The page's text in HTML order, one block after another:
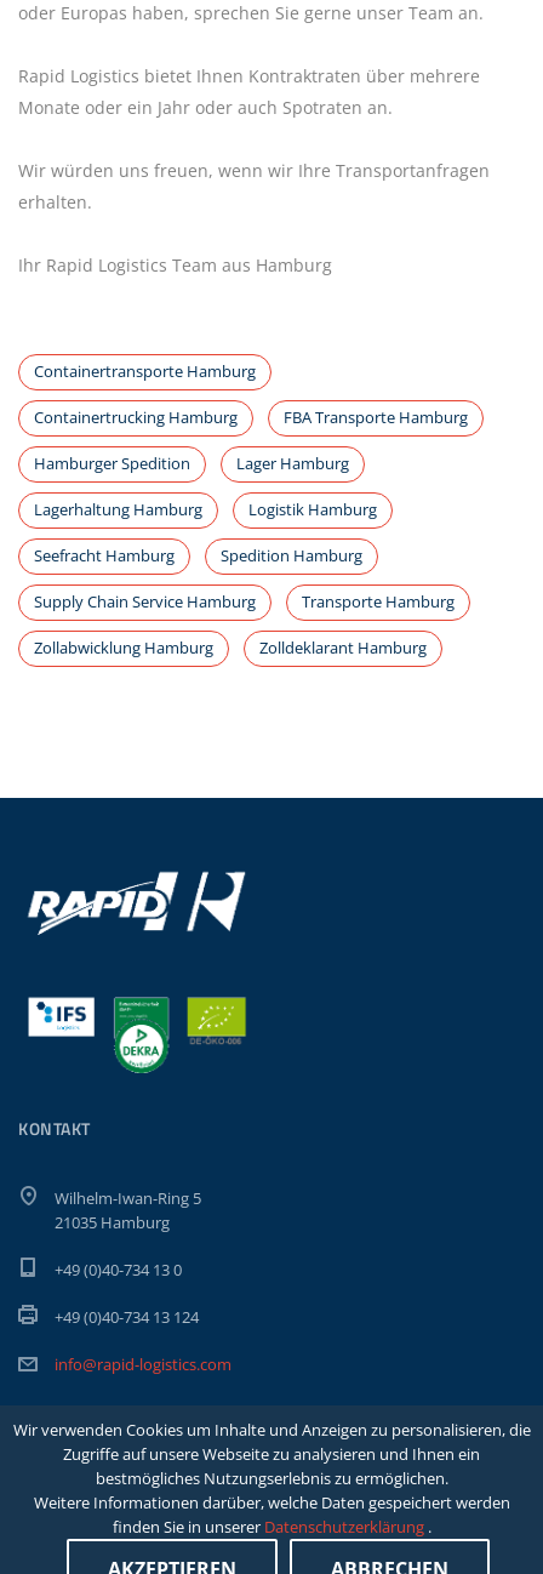
oder Europas haben, sprechen Sie gerne unser Team an.
Rapid Logistics bietet Ihnen Kontraktraten über mehrere
Monate oder ein Jahr oder auch Spotraten an.
Wir würden uns freuen, wenn wir Ihre Transportanfragen
erhalten.
Ihr Rapid Logistics Team aus Hamburg
Containertransporte Hamburg
Containertrucking Hamburg FBA Transporte Hamburg
Hamburger Spedition Lager Hamburg
Lagerhaltung Hamburg Logistik Hamburg
Seefracht Hamburg Spedition Hamburg
Supply Chain Service Hamburg Transporte Hamburg
Zollabwicklung Hamburg Zolldeklarant Hamburg
KONTAKT
Wilhelm-Iwan-Ring 5
21035 Hamburg
+49 (0)40-734 13 0
+49 (0)40-734 13 124
info@rapid-logistics.com
Copyright Rapid Int. Spedition GmbH & Co. KG |Impressum|
Datenschutzerklärung|
Wir verwenden Cookies um Inhalte und Anzeigen zu personalisieren, die
Zugriffe auf unsere Webseite zu analysieren und Ihnen ein
bestmögliches Nutzungserlebnis zu ermöglichen.
Weitere Informationen darüber, welche Daten gespeichert werden
finden Sie in unserer Datenschutzerklärung .